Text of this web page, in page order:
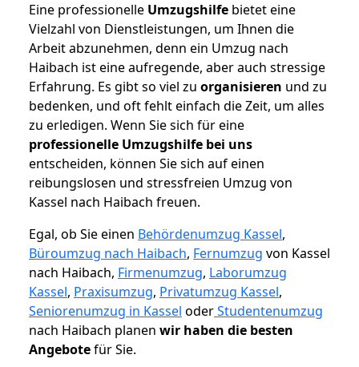
Eine professionelle Umzugshilfe bietet eine
Vielzahl von Dienstleistungen, um Ihnen die
Arbeit abzunehmen, denn ein Umzug nach
Haibach ist eine aufregende, aber auch stressige
Erfahrung. Es gibt so viel zu organisieren und zu
bedenken, und oft fehlt einfach die Zeit, um alles
zu erledigen. Wenn Sie sich für eine
professionelle Umzugshilfe bei uns
entscheiden, können Sie sich auf einen
reibungslosen und stressfreien Umzug von
Kassel nach Haibach freuen.
Egal, ob Sie einen Behördenumzug Kassel,
Büroumzug nach Haibach, Fernumzug von Kassel
nach Haibach, Firmenumzug, Laborumzug
Kassel, Praxisumzug, Privatumzug Kassel,
Seniorenumzug in Kassel oderStudentenumzug
nach Haibach planen wir haben die besten
Angebotefür Sie.